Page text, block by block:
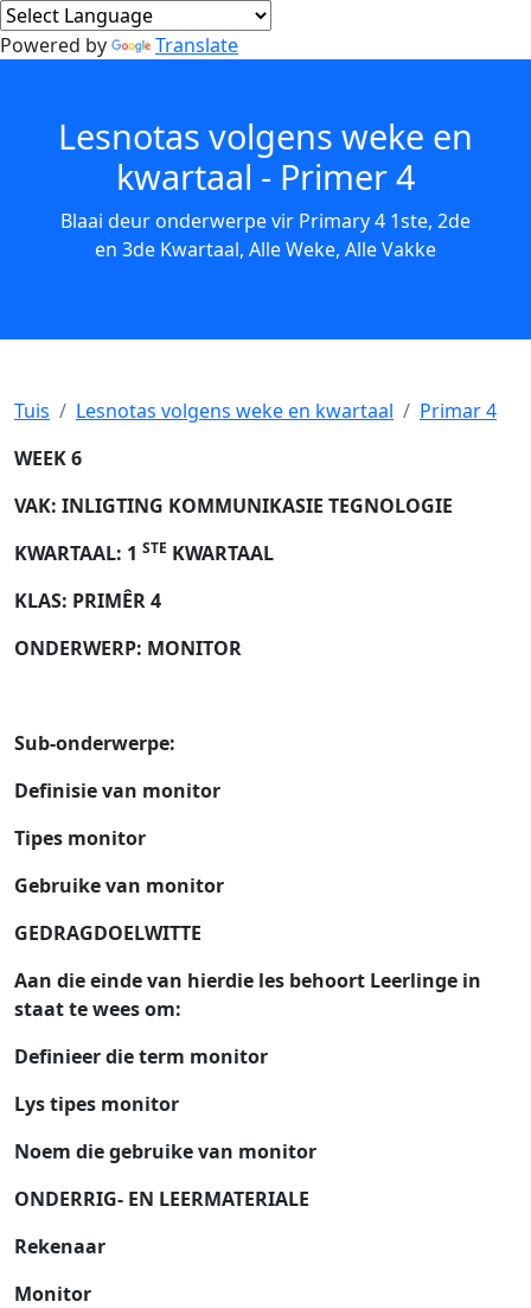
Powered by Translate
Lesnotas volgens weke en
kwartaal - Primer 4
Blaai deur onderwerpe vir Primary 4 1ste, 2de
en 3de Kwartaal, Alle Weke, Alle Vakke
Tuis Lesnotas volgens weke en kwartaal
Primar 4
WEEK 6
VAK: INLIGTING KOMMUNIKASIE TEGNOLOGIE
KWARTAAL: 1 STE KWARTAAL
KLAS: PRIMÊR 4
ONDERWERP: MONITOR
Sub-onderwerpe:
Definisie van monitor
Tipes monitor
Gebruike van monitor
GEDRAGDOELWITTE
Aan die einde van hierdie les behoort Leerlinge in
staat te wees om:
Definieer die term monitor
Lys tipes monitor
Noem die gebruike van monitor
ONDERRIG- EN LEERMATERIALE
Rekenaar
Monitor